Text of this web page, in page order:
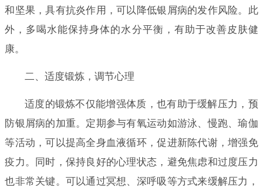
和坚果，具有抗炎作用，可以降低银屑病的发作风险。此
外，多喝水能保持身体的水分平衡，有助于改善皮肤健
康。
二、适度锻炼，调节心理
适度的锻炼不仅能增强体质，也有助于缓解压力，预
防银屑病的加重。定期参与有氧运动如游泳、慢跑、瑜伽
等活动，可以提高全身血液循环，促进新陈代谢，增强免
疫力。同时，保持良好的心理状态，避免焦虑和过度压力
也非常关键。可以通过冥想、深呼吸等方式来缓解压力，